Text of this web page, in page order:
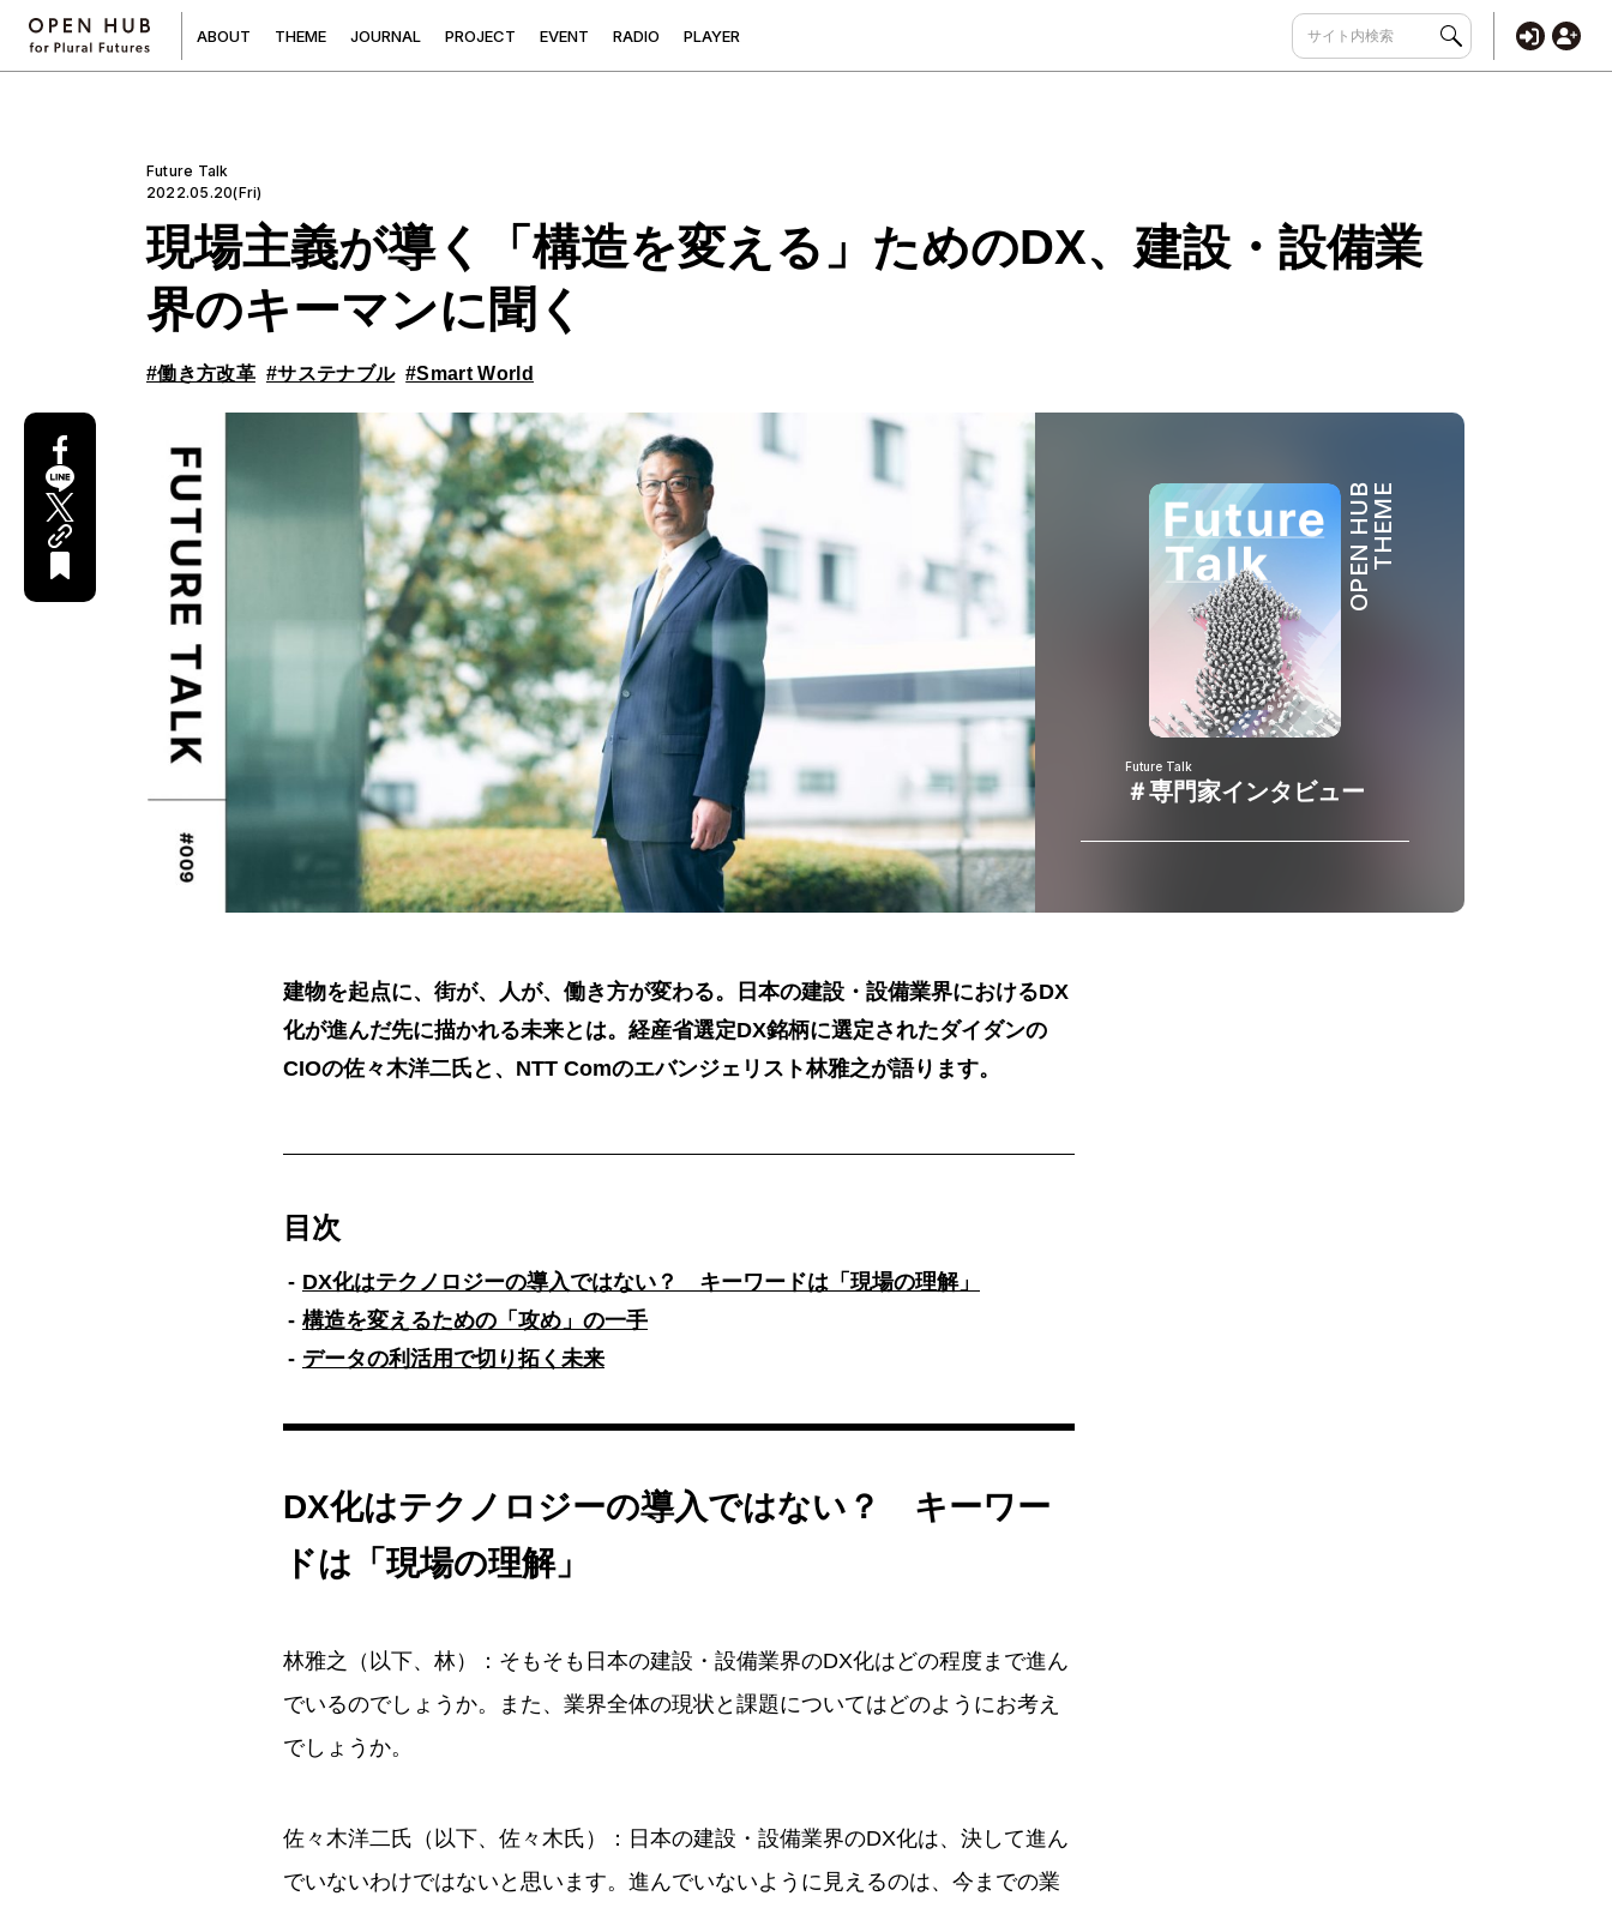
ABOUT THEME JOURNAL PROJECT EVENT RADIO PLAYER
Future Talk
2022.05.20(Fri)
現場主義が導く「構造を変える」ためのDX、建設・設備業
界のキーマンに聞く
#働き方改革 #サステナブル #Smart World
OPEN HUBTHEME
Future Talk
＃専門家インタビュー
建物を起点に、街が、人が、働き方が変わる。日本の建設・設備業界におけるDX
化が進んだ先に描かれる未来とは。経産省選定DX銘柄に選定されたダイダンの
CIOの佐々木洋二氏と、NTT Comのエバンジェリスト林雅之が語ります。
目次
DX化はテクノロジーの導入ではない？ キーワードは「現場の理解」
構造を変えるための「攻め」の一手
データの利活用で切り拓く未来
DX化はテクノロジーの導入ではない？ キーワー
ドは「現場の理解」
林雅之（以下、林）：そもそも日本の建設・設備業界のDX化はどの程度まで進ん
でいるのでしょうか。また、業界全体の現状と課題についてはどのようにお考え
でしょうか。
佐々木洋二氏（以下、佐々木氏）：日本の建設・設備業界のDX化は、決して進ん
でいないわけではないと思います。進んでいないように見えるのは、今までの業